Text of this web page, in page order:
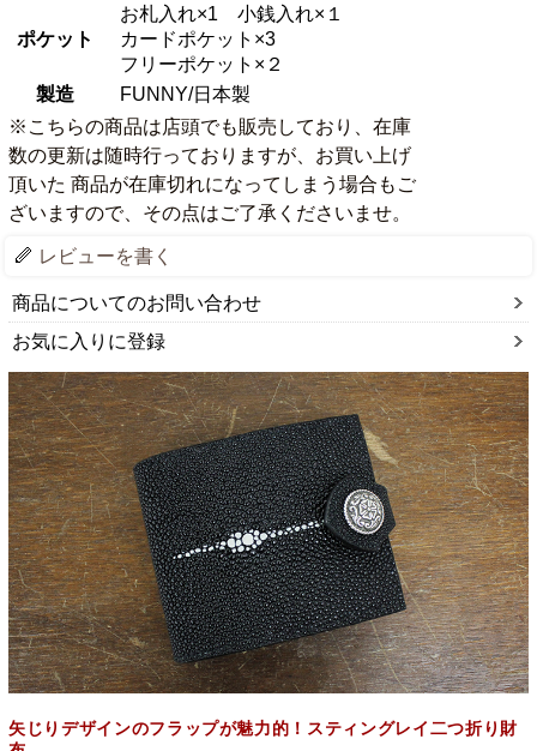
ポケット
お札入れ×1 小銭入れ×１
カードポケット×3
フリーポケット×２
製造
FUNNY/日本製
※こちらの商品は店頭でも販売しており、在庫
数の更新は随時行っておりますが、お買い上げ
頂いた 商品が在庫切れになってしまう場合もご
ざいますので、その点はご了承くださいませ。
レビューを書く
商品についてのお問い合わせ
お気に入りに登録
矢じりデザインのフラップが魅力的！スティングレイ二つ折り財